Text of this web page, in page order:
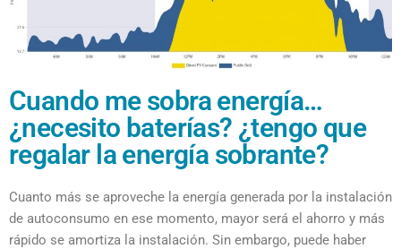
Cuando me sobra energía…
¿necesito baterías? ¿tengo que
regalar la energía sobrante?
Cuanto más se aproveche la energía generada por la instalación
de autoconsumo en ese momento, mayor será el ahorro y más
rápido se amortiza la instalación. Sin embargo, puede haber